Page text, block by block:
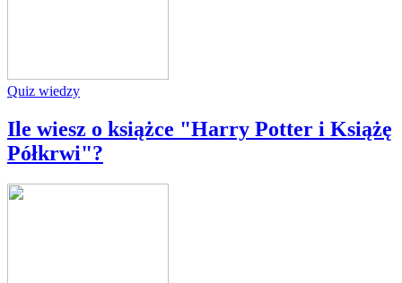
Quiz wiedzy
Ile wiesz o książce "Harry Potter i Książę
Półkrwi"?